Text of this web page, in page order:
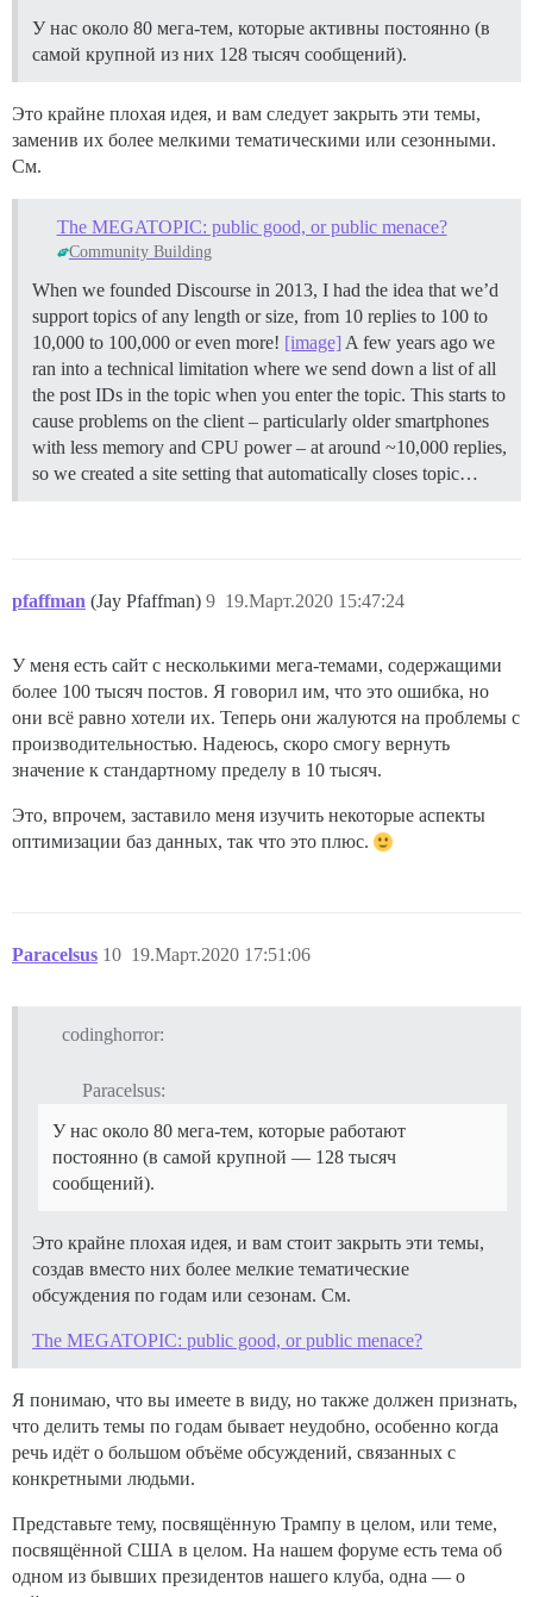
У нас около 80 мега-тем, которые активны постоянно (в
самой крупной из них 128 тысяч сообщений).
Это крайне плохая идея, и вам следует закрыть эти темы,
заменив их более мелкими тематическими или сезонными.
См.
The MEGATOPIC: public good, or public menace?
Community Building
When we founded Discourse in 2013, I had the idea that we’d
support topics of any length or size, from 10 replies to 100 to
10,000 to 100,000 or even more! [image] A few years ago we
ran into a technical limitation where we send down a list of all
the post IDs in the topic when you enter the topic. This starts to
cause problems on the client – particularly older smartphones
with less memory and CPU power – at around ~10,000 replies,
so we created a site setting that automatically closes topic…
pfaffman (Jay Pfaffman) 19.Март.2020 15:47:24
9
У меня есть сайт с несколькими мега-темами, содержащими
более 100 тысяч постов. Я говорил им, что это ошибка, но
они всё равно хотели их. Теперь они жалуются на проблемы с
производительностью. Надеюсь, скоро смогу вернуть
значение к стандартному пределу в 10 тысяч.
Это, впрочем, заставило меня изучить некоторые аспекты
оптимизации баз данных, так что это плюс.
Paracelsus 19.Март.2020 17:51:06
10
codinghorror:
Paracelsus:
У нас около 80 мега-тем, которые работают
постоянно (в самой крупной — 128 тысяч
сообщений).
Это крайне плохая идея, и вам стоит закрыть эти темы,
создав вместо них более мелкие тематические
обсуждения по годам или сезонам. См.
The MEGATOPIC: public good, or public menace?
Я понимаю, что вы имеете в виду, но также должен признать,
что делить темы по годам бывает неудобно, особенно когда
речь идёт о большом объёме обсуждений, связанных с
конкретными людьми.
Представьте тему, посвящённую Трампу в целом, или теме,
посвящённой США в целом. На нашем форуме есть тема об
одном из бывших президентов нашего клуба, одна — о